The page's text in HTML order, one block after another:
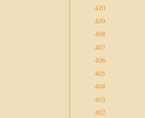
410
409
408
407
406
405
404
403
402